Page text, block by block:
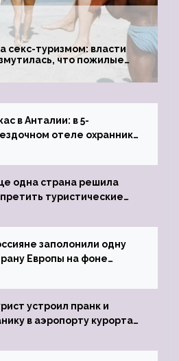
секс-туризмом: власти
что пожилые
едут к ним, чтобы
любовниками
в Анталии: в 5-
отеле охранник
одна страна решила
туристические
заполонили одну
Европы на фоне
устроил пранк и
в аэропорту курорта,
рейса